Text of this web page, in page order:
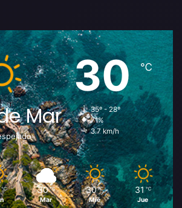
Mar
30℃
35º - 28º
71%
3.7 km/h
℃ 30 ℃
Mar
30 ℃
Mié
31 ℃
Jue